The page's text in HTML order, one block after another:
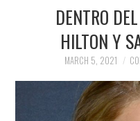
FINANCEDENTRO
HILTON Y
MARCH 5, 2021